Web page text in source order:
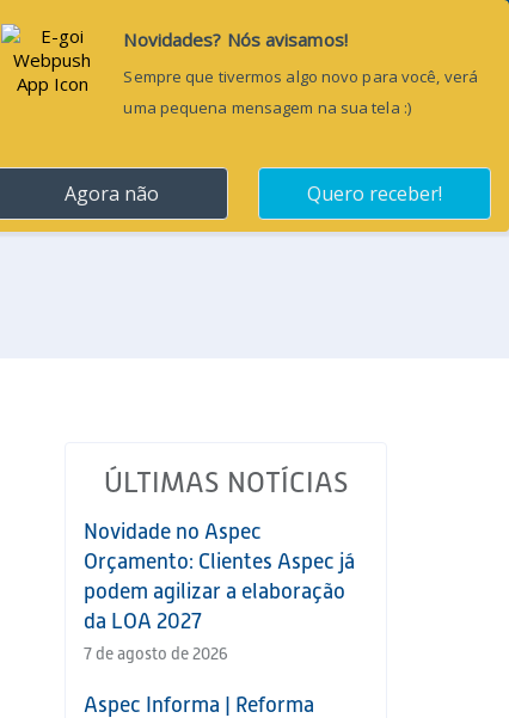
CONTATO Pesquisar...
ÚLTIMAS NOTÍCIAS
Novidade no Aspec
Orçamento: Clientes Aspec já
podem agilizar a elaboração
da LOA 2027
7 de agosto de 2026
Aspec Informa | Reforma